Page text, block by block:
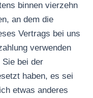
binnen vierzehn
an dem die
Vertrags bei uns
verwenden
bei der
haben, es sei
etwas anderes